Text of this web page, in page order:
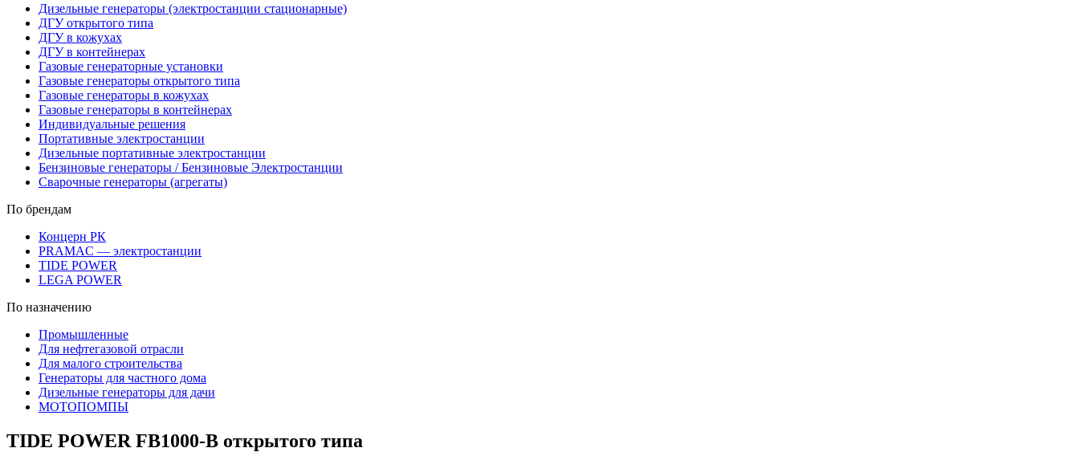
Дизельные генераторы (электростанции стационарные)
ДГУ открытого типа
ДГУ в кожухах
ДГУ в контейнерах
Газовые генераторные установки
Газовые генераторы открытого типа
Газовые генераторы в кожухах
Газовые генераторы в контейнерах
Индивидуальные решения
Портативные электростанции
Дизельные портативные электростанции
Бензиновые генераторы / Бензиновые Электростанции
Сварочные генераторы (агрегаты)
По брендам
Концерн РК
PRAMAC — электростанции
TIDE POWER
LEGA POWER
По назначению
Промышленные
Для нефтегазовой отрасли
Для малого строительства
Генераторы для частного дома
Дизельные генераторы для дачи
МОТОПОМПЫ
TIDE POWER FB1000-B открытого типа